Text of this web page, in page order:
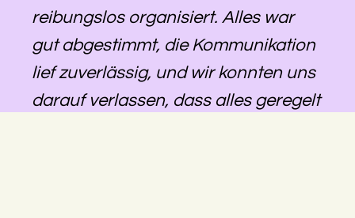
reibungslos organisiert. Alles war
gut abgestimmt, die Kommunikation
lief zuverlässig, und wir konnten uns
darauf verlassen, dass alles geregelt